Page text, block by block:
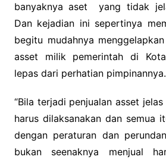
banyaknya aset yang tidak
Dan kejadian ini sepertinya
begitu mudahnya
asset milik pemerintah di
lepas dari perhatian pimpinannya.
“Bila terjadi penjualan asset
harus dilaksanakan dan semua
dengan peraturan dan
bukan seenaknya menjual